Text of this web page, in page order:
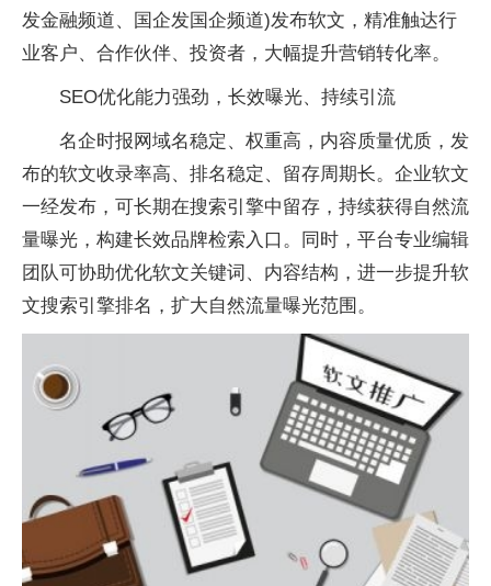
发金融频道、国企发国企频道)发布软文，精准触达行
业客户、合作伙伴、投资者，大幅提升营销转化率。
SEO优化能力强劲，长效曝光、持续引流
名企时报网域名稳定、权重高，内容质量优质，发
布的软文收录率高、排名稳定、留存周期长。企业软文
一经发布，可长期在搜索引擎中留存，持续获得自然流
量曝光，构建长效品牌检索入口。同时，平台专业编辑
团队可协助优化软文关键词、内容结构，进一步提升软
文搜索引擎排名，扩大自然流量曝光范围。